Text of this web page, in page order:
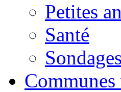
Petites
Santé
Sondages